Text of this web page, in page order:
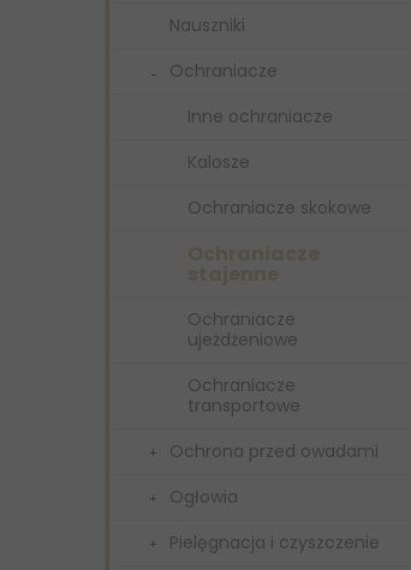
Nauszniki
Ochraniacze
Inne ochraniacze
Kalosze
Ochraniacze skokowe
Ochraniacze
ujeżdżeniowe
Ochraniacze
transportowe
Ochrona przed owadami
Ogłowia
Pielęgnacja i czyszczenie